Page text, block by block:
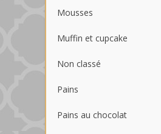
Mousses
Muffin et cupcake
Non classé
Pains
Pains au chocolat